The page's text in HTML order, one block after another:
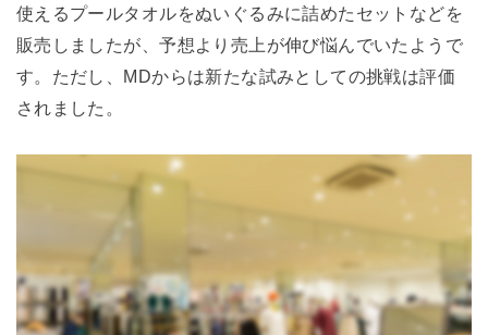
使えるプールタオルをぬいぐるみに詰めたセットなどを
販売しましたが、予想より売上が伸び悩んでいたようで
す。ただし、MDからは新たな試みとしての挑戦は評価
されました。